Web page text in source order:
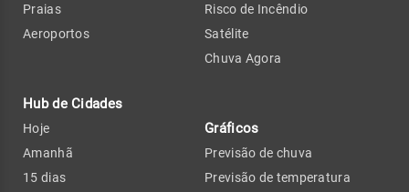
Praias
Aeroportos
Hub de Cidades
Hoje
Amanhã
15 dias
Risco de Incêndio
Satélite
Chuva Agora
Gráficos
Previsão de chuva
Previsão de temperatura